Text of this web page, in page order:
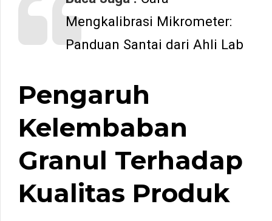
Mengkalibrasi Mikrometer:
Panduan Santai dari Ahli Lab
Pengaruh
Kelembaban
Granul Terhadap
Kualitas Produk